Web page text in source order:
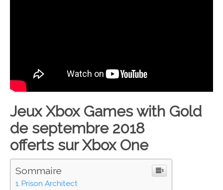
Jeux Xbox Games with Gold
de septembre 2018
offerts sur Xbox One
Sommaire
Prison Architect